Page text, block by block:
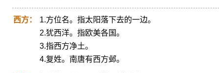
西方：
1.方位名。指太阳落下去的一边。
2.犹西洋。指欧美各国。
3.指西方净土。
4.复姓。南唐有西方邺。